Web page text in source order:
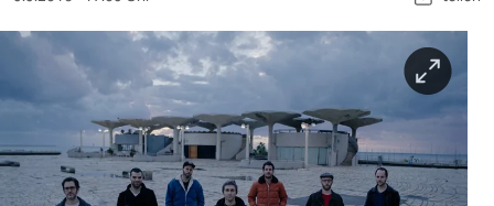
sport
berlin
wahrheit